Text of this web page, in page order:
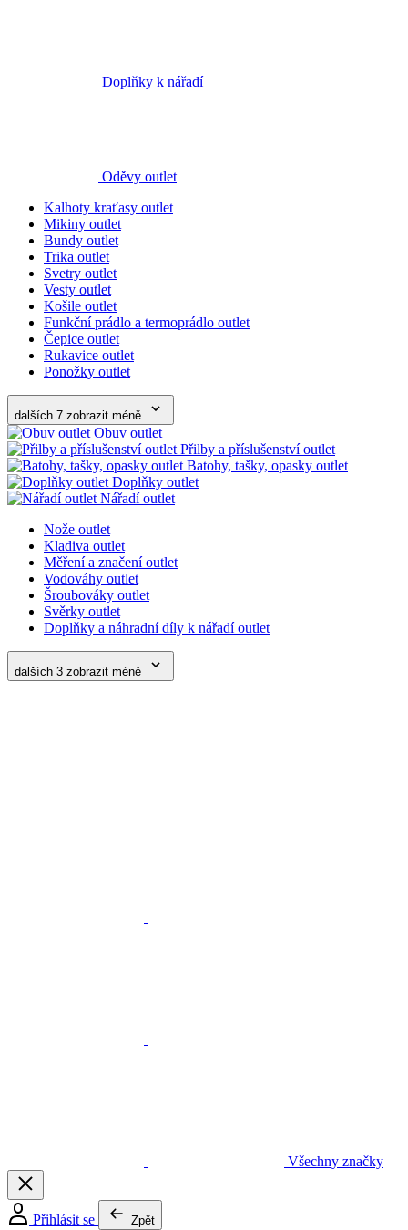
Bundy outlet
Čepice outlet
Rukavice outlet
Ponožky outlet
dalších 7 zobrazit méně
Obuv outlet
Doplňky outlet
Nářadí outlet
Nože outlet
Měření a značení outlet
Vodováhy outlet
Šroubováky outlet
Svěrky outlet
Doplňky a náhradní díly k nářadí outlet